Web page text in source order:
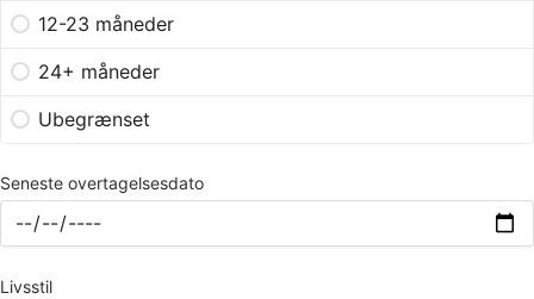
12-23 måneder
24+ måneder
Ubegrænset
Seneste overtagelsesdato
Livsstil